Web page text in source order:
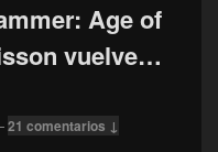
Age of
vuelve…
21 comentarios ↓